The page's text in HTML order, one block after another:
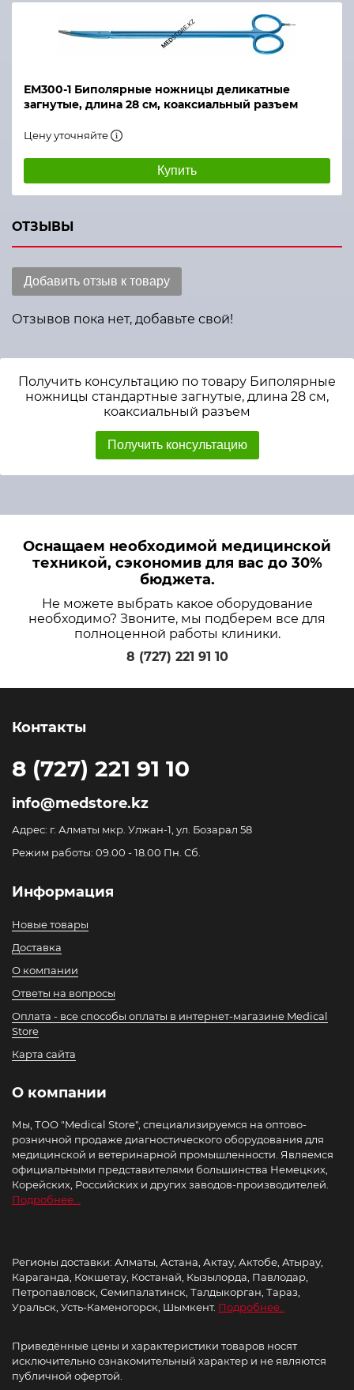
ЕМ300-1 Биполярные ножницы деликатные
загнутые, длина 28 см, коаксиальный разъем
Цену уточняйте
Купить
ОТЗЫВЫ
Добавить отзыв к товару
Отзывов пока нет, добавьте свой!
Получить консультацию по товару Биполярные
ножницы стандартные загнутые, длина 28 см,
коаксиальный разъем
Получить консультацию
Оснащаем необходимой медицинской
техникой, сэкономив для вас до 30%
бюджета.
Не можете выбрать какое оборудование
необходимо? Звоните, мы подберем все для
полноценной работы клиники.
8 (727) 221 91 10
Контакты
8 (727) 221 91 10
info@medstore.kz
Адрес: г. Алматы мкр. Улжан-1, ул. Бозарал 58
Режим работы: 09.00 - 18.00 Пн. Сб.
Информация
Новые товары
Доставка
О компании
Ответы на вопросы
Оплата - все способы оплаты в интернет-магазине Medical
Store
Карта сайта
О компании
Мы, ТОО "Medical Store", специализируемся на оптово-
розничной продаже диагностического оборудования для
медицинской и ветеринарной промышленности. Являемся
официальными представителями большинства Немецких,
Корейских, Российских и других заводов-производителей.
Подробнее...
Регионы доставки: Алматы, Астана, Актау, Актобе, Атырау,
Караганда, Кокшетау, Костанай, Кызылорда, Павлодар,
Петропавловск, Семипалатинск, Талдыкорган, Тараз,
Уральск, Усть-Каменогорск, Шымкент. Подробнее..
Приведённые цены и характеристики товаров носят
исключительно ознакомительный характер и не являются
публичной офертой.